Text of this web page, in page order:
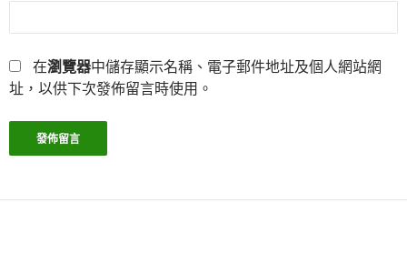
在瀏覽器中儲存顯示名稱、電子郵件地址及個人網站網
址，以供下次發佈留言時使用。